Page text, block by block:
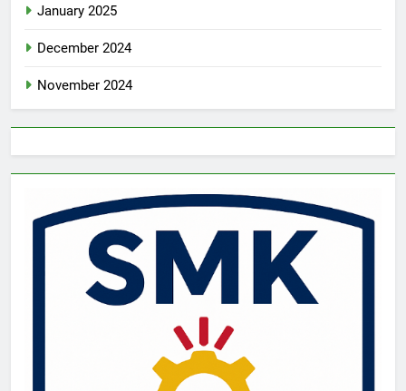
January 2025
December 2024
November 2024